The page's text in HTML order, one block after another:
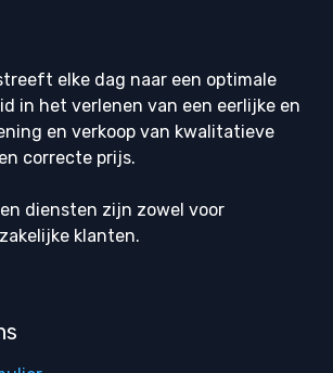
elke dag naar een optimale
in het verlenen van een eerlijke en
en verkoop van kwalitatieve
correcte prijs.
diensten zijn zowel voor
klanten.